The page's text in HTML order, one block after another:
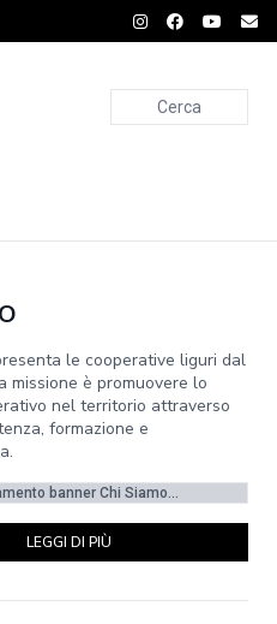
Cerca
le cooperative liguri dal
missione è promuovere lo
nel territorio attraverso
formazione e
banner Chi Siamo...
LEGGI DI PIÙ